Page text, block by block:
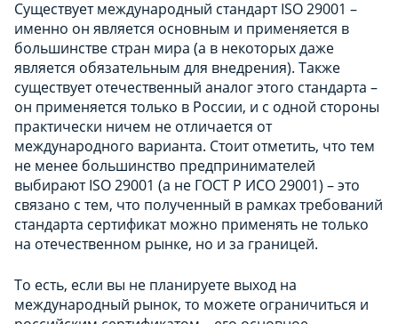
Существует международный стандарт ISO 29001 –
именно он является основным и применяется в
большинстве стран мира (а в некоторых даже
является обязательным для внедрения). Также
существует отечественный аналог этого стандарта –
он применяется только в России, и с одной стороны
практически ничем не отличается от
международного варианта. Стоит отметить, что тем
не менее большинство предпринимателей
выбирают ISO 29001 (а не ГОСТ Р ИСО 29001) – это
связано с тем, что полученный в рамках требований
стандарта сертификат можно применять не только
на отечественном рынке, но и за границей.
То есть, если вы не планируете выход на
международный рынок, то можете ограничиться и